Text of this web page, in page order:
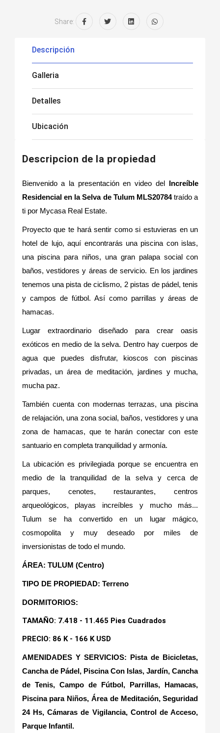
Share:
Descripción
Galleria
Detalles
Ubicación
Descripcion de la propiedad
Bienvenido a la presentación en video del Increíble
Residencial en la Selva de Tulum MLS20784traído a
ti por Mycasa Real Estate.
Proyecto que te hará sentir como si estuvieras en un
hotel de lujo, aquí encontrarás una piscina con islas,
una piscina para niños, una gran palapa social con
baños, vestidores y áreas de servicio. En los jardines
tenemos una pista de ciclismo, 2 pistas de pádel, tenis
y campos de fútbol. Así como parrillas y áreas de
hamacas.
Lugar extraordinario diseñado para crear oasis
exóticos en medio de la selva. Dentro hay cuerpos de
agua que puedes disfrutar, kioscos con piscinas
privadas, un área de meditación, jardines y mucha,
mucha paz.
También cuenta con modernas terrazas, una piscina
de relajación, una zona social, baños, vestidores y una
zona de hamacas, que te harán conectar con este
santuario en completa tranquilidad y armonía.
La ubicación es privilegiada porque se encuentra en
medio de la tranquilidad de la selva y cerca de
parques, cenotes, restaurantes, centros
arqueológicos, playas increíbles y mucho más...
Tulum se ha convertido en un lugar mágico,
cosmopolita y muy deseado por miles de
inversionistas de todo el mundo.
ÁREA: TULUM (Centro)
TIPO DE PROPIEDAD: Terreno
DORMITORIOS:
TAMAÑO: 7.418 - 11.465 Pies Cuadrados
PRECIO: 86 K - 166 K USD
AMENIDADES Y SERVICIOS: Pista de Bicicletas,
Cancha de Pádel, Piscina Con Islas, Jardín, Cancha
de Tenis, Campo de Fútbol, Parrillas, Hamacas,
Piscina para Niños, Área de Meditación, Seguridad
24 Hs, Cámaras de Vigilancia, Control de Acceso,
Parque Infantil.